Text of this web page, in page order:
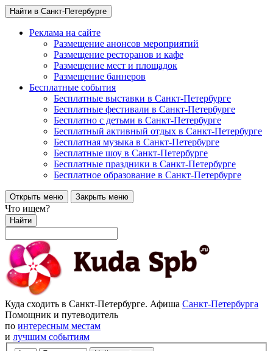
Найти в Санкт-Петербурге
Реклама на сайте
Размещение анонсов мероприятий
Размещение ресторанов и кафе
Размещение мест и площадок
Размещение баннеров
Бесплатные события
Бесплатные выставки в Санкт-Петербурге
Бесплатные фестивали в Санкт-Петербурге
Бесплатно с детьми в Санкт-Петербурге
Бесплатный активный отдых в Санкт-Петербурге
Бесплатная музыка в Санкт-Петербурге
Бесплатные шоу в Санкт-Петербурге
Бесплатные праздники в Санкт-Петербурге
Бесплатное образование в Санкт-Петербурге
Открыть меню Закрыть меню
Что ищем?
Найти
Куда сходить в Санкт-Петербурге. Афиша Санкт-Петербурга
Помощник и путеводитель
по интересным местам
и лучшим событиям